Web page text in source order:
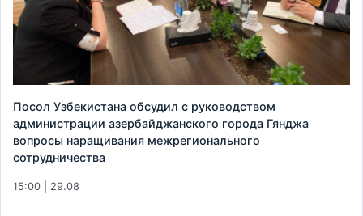
Посол Узбекистана обсудил с руководством
администрации азербайджанского города Гянджа
вопросы наращивания межрегионального
сотрудничества
15:00 | 29.08